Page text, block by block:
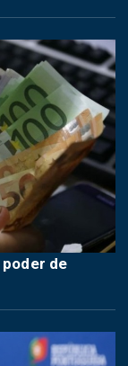
poder de